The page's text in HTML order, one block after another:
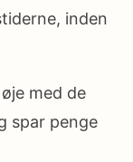
inden
med de
spar penge